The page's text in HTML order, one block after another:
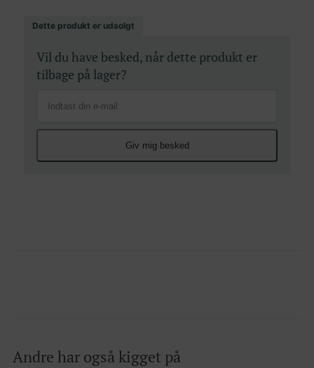
Dette produkt er udsolgt
Vil du have besked, når dette produkt er
tilbage på lager?
Giv mig besked
Andre har også kigget på